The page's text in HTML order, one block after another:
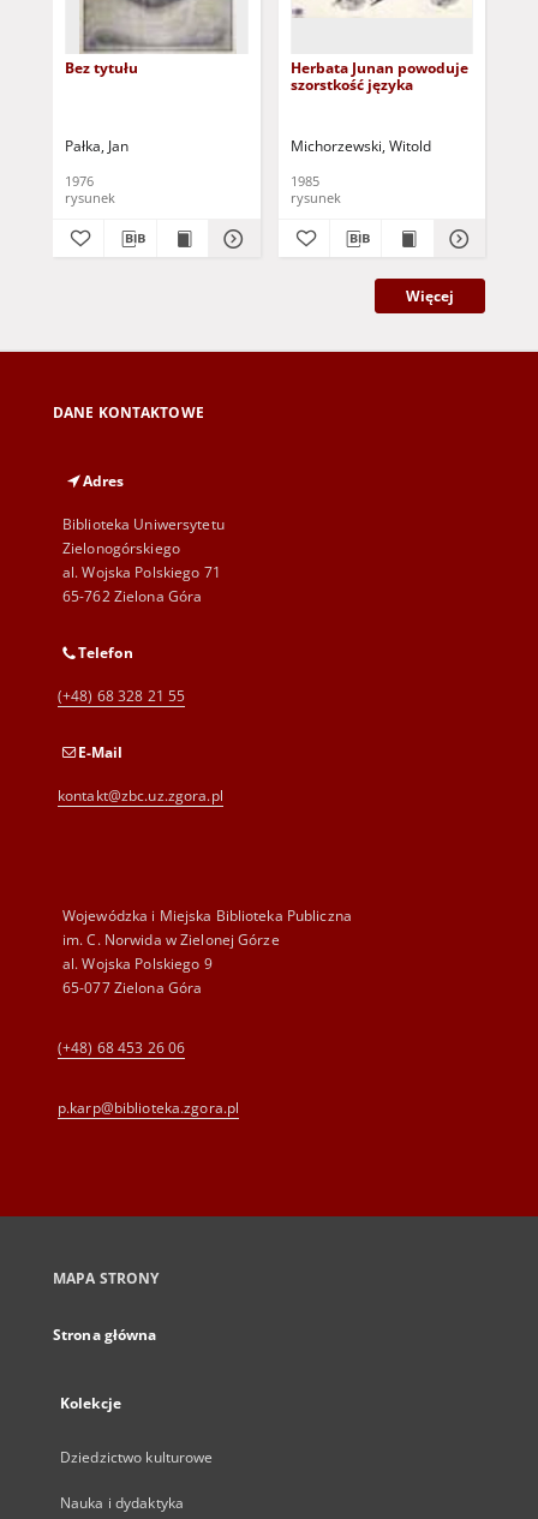
Bez tytułu
Pałka, Jan
1976
rysunek
Herbata Junan powoduje
szorstkość języka
Michorzewski, Witold
1985
rysunek
Więcej
DANE KONTAKTOWE
Adres
Biblioteka Uniwersytetu
Zielonogórskiego
al. Wojska Polskiego 71
65-762 Zielona Góra
Telefon
(+48) 68 328 21 55
E-Mail
kontakt@zbc.uz.zgora.pl
Wojewódzka i Miejska Biblioteka Publiczna
im. C. Norwida w Zielonej Górze
al. Wojska Polskiego 9
65-077 Zielona Góra
(+48) 68 453 26 06
p.karp@biblioteka.zgora.pl
MAPA STRONY
Strona główna
Kolekcje
Dziedzictwo kulturowe
Nauka i dydaktyka